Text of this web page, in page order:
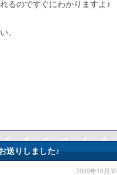
るのですぐにわかりますよ♪
。
送りしました♪
2009年10月